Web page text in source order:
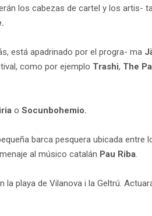
los cabezas de cartel y los artis-
está apadrinado por el progra- ma
como por ejemplo Trashi, The
o Socunbohemio.
barca pesquera ubicada
al músico catalán Pau Riba.
la playa de Vilanova i la Geltrú.